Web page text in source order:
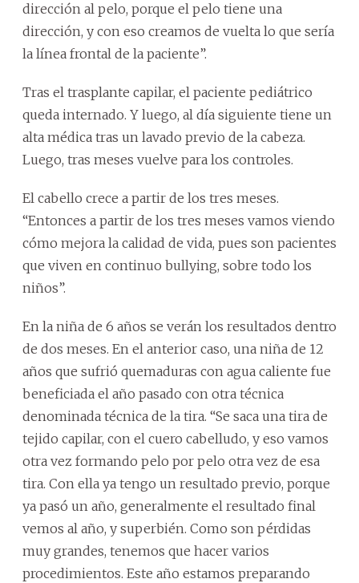
dirección al pelo, porque el pelo tiene una
dirección, y con eso creamos de vuelta lo que sería
la línea frontal de la paciente”.
Tras el trasplante capilar, el paciente pediátrico
queda internado. Y luego, al día siguiente tiene un
alta médica tras un lavado previo de la cabeza.
Luego, tras meses vuelve para los controles.
El cabello crece a partir de los tres meses.
“Entonces a partir de los tres meses vamos viendo
cómo mejora la calidad de vida, pues son pacientes
que viven en continuo bullying, sobre todo los
niños”.
En la niña de 6 años se verán los resultados dentro
de dos meses. En el anterior caso, una niña de 12
años que sufrió quemaduras con agua caliente fue
beneficiada el año pasado con otra técnica
denominada técnica de la tira. “Se saca una tira de
tejido capilar, con el cuero cabelludo, y eso vamos
otra vez formando pelo por pelo otra vez de esa
tira. Con ella ya tengo un resultado previo, porque
ya pasó un año, generalmente el resultado final
vemos al año, y superbién. Como son pérdidas
muy grandes, tenemos que hacer varios
procedimientos. Este año estamos preparando